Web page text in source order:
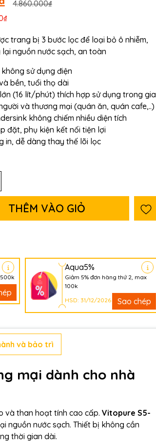
4.860.000₫
trang bị 3 bước lọc để loại bỏ ô nhiễm,
lại nguồn nước sạch, an toàn
sử dụng điện
bền, tuổi thọ dài
(16 lít/phút) thích hợp sử dụng trong gia
và thương mại (quán ăn, quán cafe,..)
không chiếm nhiều diện tích
đặt, phụ kiện kết nối tiện lợi
in, dễ dàng thay thế lõi lọc
THÊM VÀO GIỎ
Aqua5%
Giảm 5% đơn hàng thứ 2, max
100k
HSD: 31/12/2026
Sao chép
và bảo trì
mại dành cho nhà
và than hoạt tính cao cấp. Vitopure S5-
nguồn nước sạch. Thiết bị không cần
thời gian dài.